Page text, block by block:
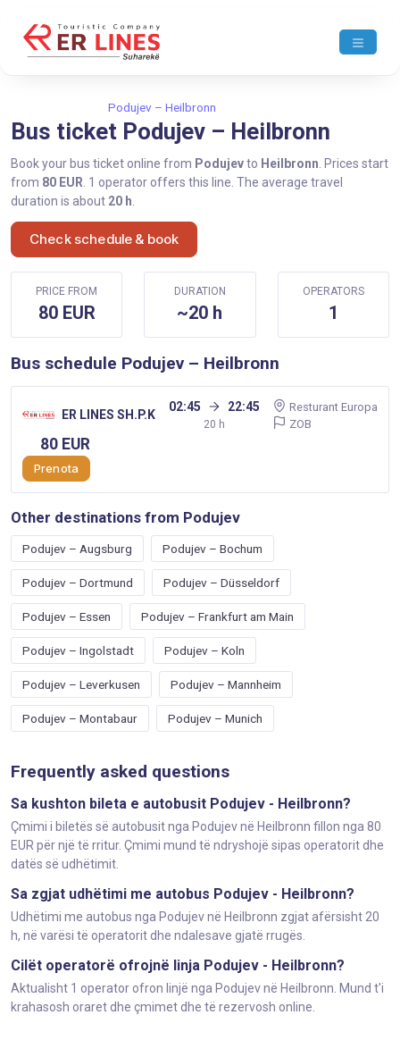
Podujev – Heilbronn
Bus ticket Podujev – Heilbronn
Book your bus ticket online from Podujevto Heilbronn . Prices start
from 80 EUR . 1 operator offers this line. The average travel
duration is about 20 h
Check schedule & book
PRICE FROM
80 EUR
DURATION
~20 h
OPERATORS
1
Bus schedule Podujev – Heilbronn
ER LINES SH.P.K
02:45 22:45
20 h
Resturant Europa
ZOB
80 EUR
Prenota
Other destinations from Podujev
Podujev – Augsburg Podujev – Bochum
Podujev – Dortmund Podujev – Düsseldorf
Podujev – Essen Podujev – Frankfurt am Main
Podujev – Ingolstadt Podujev – Koln
Podujev – Leverkusen Podujev – Mannheim
Podujev – Montabaur Podujev – Munich
Frequently asked questions
Sa kushton bileta e autobusit Podujev - Heilbronn?
Çmimi i biletës së autobusit nga Podujev në Heilbronn fillon nga 80
EUR për një të rritur. Çmimi mund të ndryshojë sipas operatorit dhe
datës së udhëtimit.
Sa zgjat udhëtimi me autobus Podujev - Heilbronn?
Udhëtimi me autobus nga Podujev në Heilbronn zgjat afërsisht 20
h, në varësi të operatorit dhe ndalesave gjatë rrugës.
Cilët operatorë ofrojnë linja Podujev - Heilbronn?
Aktualisht 1 operator ofron linjë nga Podujev në Heilbronn. Mund t'i
krahasosh oraret dhe çmimet dhe të rezervosh online.